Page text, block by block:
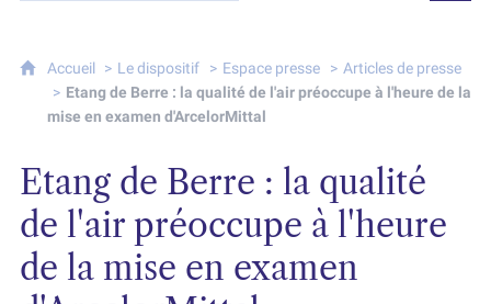
Accueil Le dispositif Espace presse
Articles de presse
Etang de Berre : la qualité de l'air préoccupe à l'heure de la
mise en examen d'ArcelorMittal
Etang de Berre : la qualité
de l'air préoccupe à l'heure
de la mise en examen